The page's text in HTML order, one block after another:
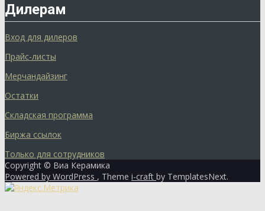
Дилерам
Вход для дилеров
Прайс-листы
Мерчандайзинг
Остатки
Складская программа
Биржа ссылок
Только для сотрудников
Copyright © Виа Керамика
Powered by WordPress , Theme i-craft by TemplatesNext.